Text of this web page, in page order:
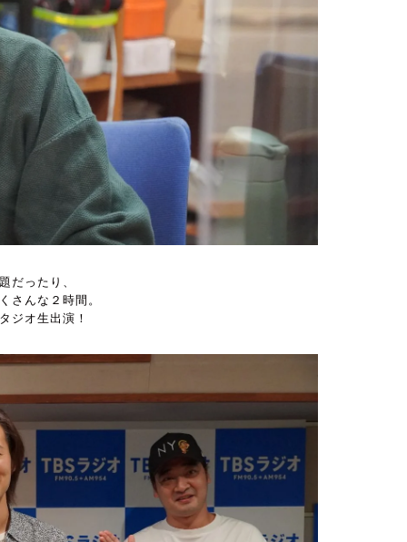
だったり、
さんな２時間。
ジオ生出演！